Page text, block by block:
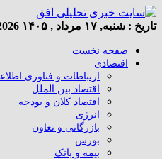
تاریخ : شنبه, ۱۷ مرداد , ۱۴۰۵
صفحه نخست
اقتصادی
ارتباطات و فناوری
اقتصاد بین الملل
اقتصاد کلان و بودجه
انرژی
بازرگانی و تعاون
بورس
بیمه و بانک